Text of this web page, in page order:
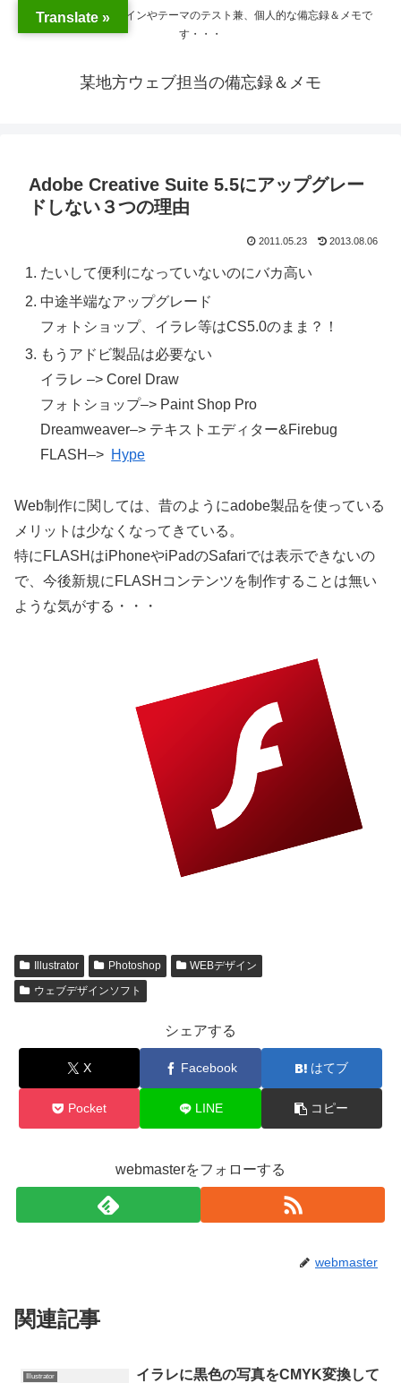
WordPressのプラグインやテーマのテスト兼、個人的な備忘録＆メモで
す・・・
某地方ウェブ担当の備忘録＆メモ
Adobe Creative Suite 5.5にアップグレー
ドしない３つの理由
2011.05.23 2013.08.06
たいして便利になっていないのにバカ高い
中途半端なアップグレード
フォトショップ、イラレ等はCS5.0のまま？！
もうアドビ製品は必要ない
イラレ –> Corel Draw
フォトショップ–> Paint Shop Pro
Dreamweaver–> テキストエディター&Firebug
FLASH–> Hype
Web制作に関しては、昔のようにadobe製品を使っている
メリットは少なくなってきている。
特にFLASHはiPhoneやiPadのSafariでは表示できないの
で、今後新規にFLASHコンテンツを制作することは無い
ような気がする・・・
Illustrator Photoshop
WEBデザイン
ウェブデザインソフト
シェアする
X Facebook はてブ
Pocket LINE コピー
webmasterをフォローする
webmaster
関連記事
Illustrator
イラレに黒色の写真をCMYK変換して
Translate »